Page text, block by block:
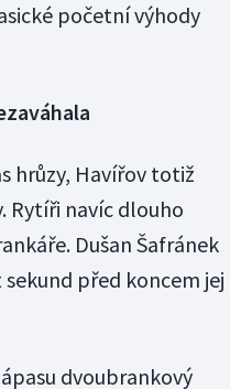
početní výhody
hrůzy, Havířov totiž
Rytíři navíc dlouho
Dušan Šafránek
před koncem jej
dvoubrankový